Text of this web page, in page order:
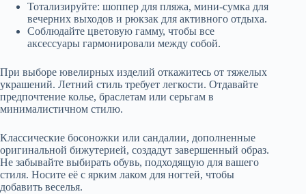
Тотализируйте: шоппер для пляжа, мини-сумка для
вечерних выходов и рюкзак для активного отдыха.
Соблюдайте цветовую гамму, чтобы все
аксессуары гармонировали между собой.
При выборе ювелирных изделий откажитесь от тяжелых
украшений. Летний стиль требует легкости. Отдавайте
предпочтение колье, браслетам или серьгам в
минималистичном стилю.
Классические босоножки или сандалии, дополненные
оригинальной бижутерией, создадут завершенный образ.
Не забывайте выбирать обувь, подходящую для вашего
стиля. Носите её с ярким лаком для ногтей, чтобы
добавить веселья.